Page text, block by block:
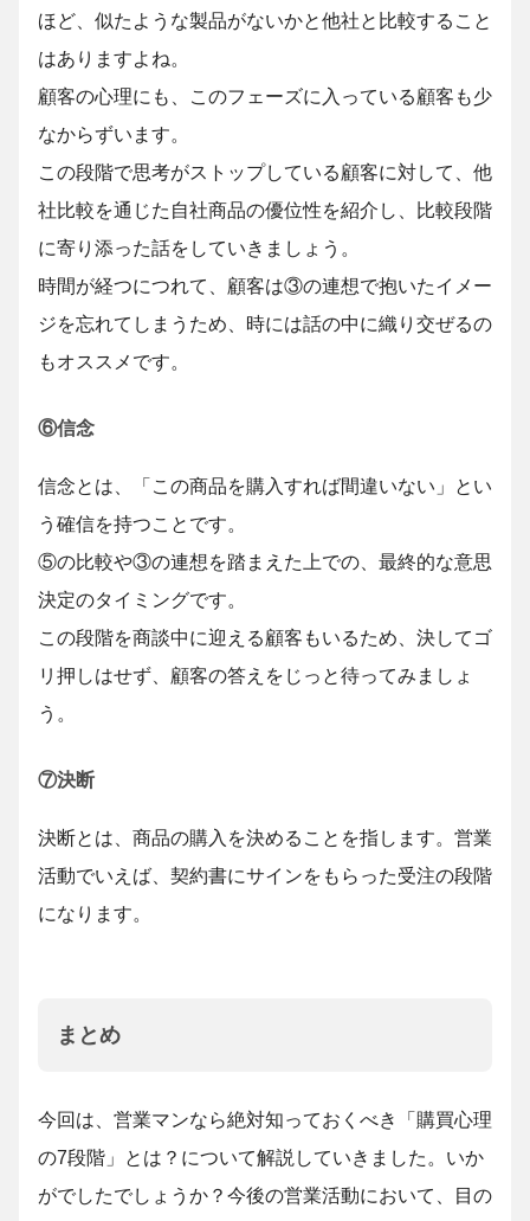
ほど、似たような製品がないかと他社と比較すること
はありますよね。
顧客の心理にも、このフェーズに入っている顧客も少
なからずいます。
この段階で思考がストップしている顧客に対して、他
社比較を通じた自社商品の優位性を紹介し、比較段階
に寄り添った話をしていきましょう。
時間が経つにつれて、顧客は③の連想で抱いたイメー
ジを忘れてしまうため、時には話の中に織り交ぜるの
もオススメです。
⑥信念
信念とは、「この商品を購入すれば間違いない」とい
う確信を持つことです。
⑤の比較や③の連想を踏まえた上での、最終的な意思
決定のタイミングです。
この段階を商談中に迎える顧客もいるため、決してゴ
リ押しはせず、顧客の答えをじっと待ってみましょ
う。
⑦決断
決断とは、商品の購入を決めることを指します。営業
活動でいえば、契約書にサインをもらった受注の段階
になります。
まとめ
今回は、営業マンなら絶対知っておくべき「購買心理
の7段階」とは？について解説していきました。いか
がでしたでしょうか？今後の営業活動において、目の